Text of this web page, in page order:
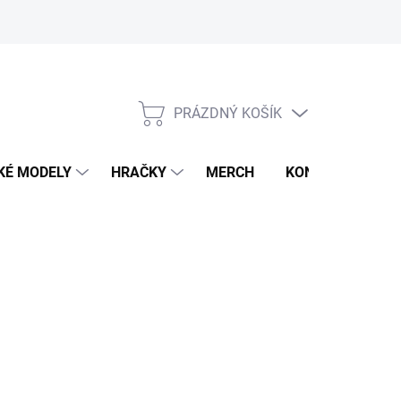
NÁKUPNÍ
PRÁZDNÝ KOŠÍK
MODELY HRAČKY MERCH KONTAKTY